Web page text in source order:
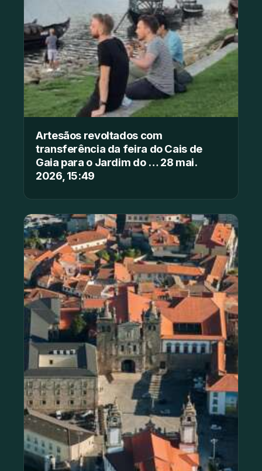
Artesãos revoltados com
transferência da feira do Cais de
Gaia para o Jardim do … 28 mai.
2026, 15:49